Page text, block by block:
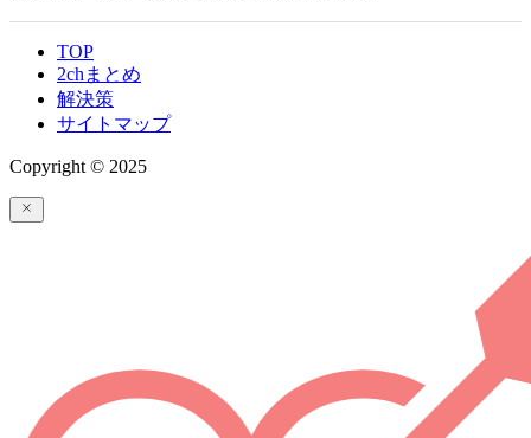
TOP
2chまとめ
解決策
サイトマップ
Copyright © 2025